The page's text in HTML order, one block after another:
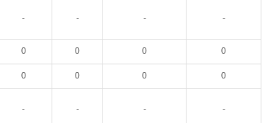
- - - -
0 0 0 0
0 0 0 0
- - - -